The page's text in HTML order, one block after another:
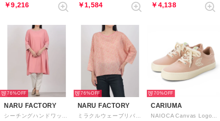
￥9,216 ￥1,584 ￥4,138
76%
NARU FACTORY
76%
NARU FACTORY
70%
CARIUMA